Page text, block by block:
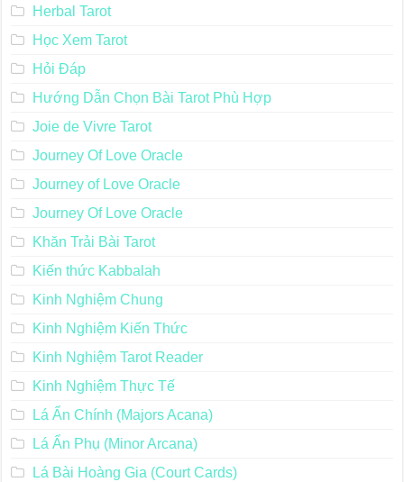
Herbal Tarot
Học Xem Tarot
Hỏi Đáp
Hướng Dẫn Chọn Bài Tarot Phù Hợp
Joie de Vivre Tarot
Journey Of Love Oracle
Journey of Love Oracle
Journey Of Love Oracle
Khăn Trải Bài Tarot
Kiến thức Kabbalah
Kinh Nghiệm Chung
Kinh Nghiệm Kiến Thức
Kinh Nghiệm Tarot Reader
Kinh Nghiệm Thực Tế
Lá Ẩn Chính (Majors Acana)
Lá Ẩn Phụ (Minor Arcana)
Lá Bài Hoàng Gia (Court Cards)